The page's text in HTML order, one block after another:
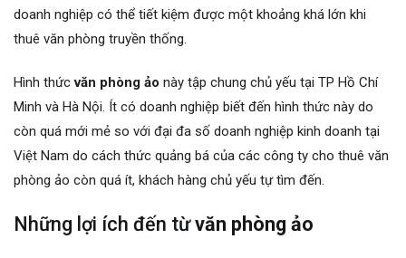
doanh nghiệp có thể tiết kiệm được một khoảng khá lớn khi
thuê văn phòng truyền thống.
Hình thứcvăn phòng ảo này tập chung chủ yếu tại TP Hồ Chí
Minh và Hà Nội. Ít có doanh nghiệp biết đến hình thức này do
còn quá mới mẻ so với đại đa số doanh nghiệp kinh doanh tại
Việt Nam do cách thức quảng bá của các công ty cho thuê văn
phòng ảo còn quá ít, khách hàng chủ yếu tự tìm đến.
Những lợi ích đến từvăn phòng ảo